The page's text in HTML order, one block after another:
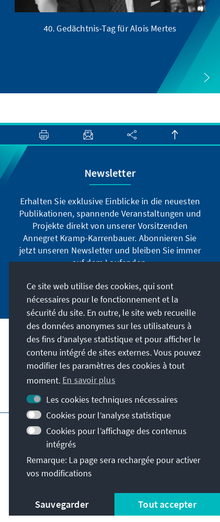
40. Gedächtnis-Tag für Alois Mertes
Newsletter
Erhalten Sie exklusive Einblicke in die neuesten
Publikationen, spannende Veranstaltungen und
Projekte direkt von unserer Vorsitzenden
Annegret Kramp-Karrenbauer. Abonnieren Sie
jetzt unseren Newsletter und bleiben Sie immer
auf dem Laufenden.
Jetzt abonnieren
Notre mission
Contact
Autres offres de la fondation
Impressum
Protection des données
Conditions d'utilisation
Déclaration d'accessibilité
Plan du site
© Konrad-Adenauer-Stiftung e.V. 2026
Ce site web utilise des cookies, qui sont
nécessaires pour le fonctionnement et la
sécurité du site. En outre, le site web recueille
des données anonymes sur les utilisateurs à
des fins d’analyse statistique et pour afficher le
contenu intégré de sites externes. Vous pouvez
modifier les paramètres des cookies à tout
moment. En savoir plus
Les cookies techniques nécessaires
Cookies pour l’analyse statistique
Cookies pour l’affichage des contenus
intégrés
Remarque: La page sera rechargée pour activer
vos modifications
Sauvegarder Tout accepter